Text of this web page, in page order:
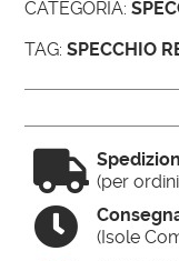
CATEGORIA:
TAG:SPECCHIO
 (per

(Isole